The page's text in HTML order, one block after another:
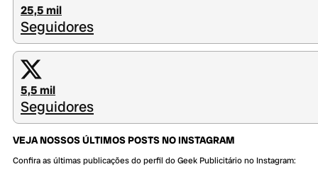
25,5 mil
Seguidores
5,5 mil
Seguidores
VEJA NOSSOS ÚLTIMOS POSTS NO INSTAGRAM
Confira as últimas publicações do perfil do Geek Publicitário no Instagram: